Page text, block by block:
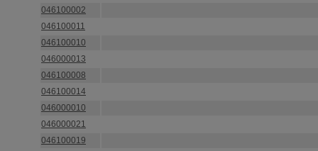
046100002
046100011
046100010
046000013
046100008
046100014
046000010
046000021
046100019